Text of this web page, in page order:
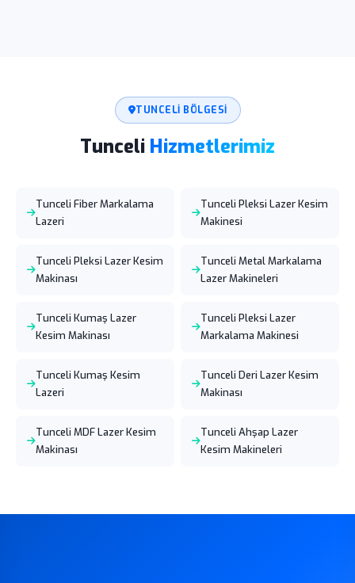
TUNCELI BÖLGESI
Tunceli Hizmetlerimiz
Tunceli Fiber Markalama
Lazeri
Tunceli Pleksi Lazer Kesim
Makinesi
Tunceli Pleksi Lazer Kesim
Makinası
Tunceli Metal Markalama
Lazer Makineleri
Tunceli Kumaş Lazer
Kesim Makinası
Tunceli Pleksi Lazer
Markalama Makinesi
Tunceli Kumaş Kesim
Lazeri
Tunceli Deri Lazer Kesim
Makinası
Tunceli MDF Lazer Kesim
Makinası
Tunceli Ahşap Lazer
Kesim Makineleri